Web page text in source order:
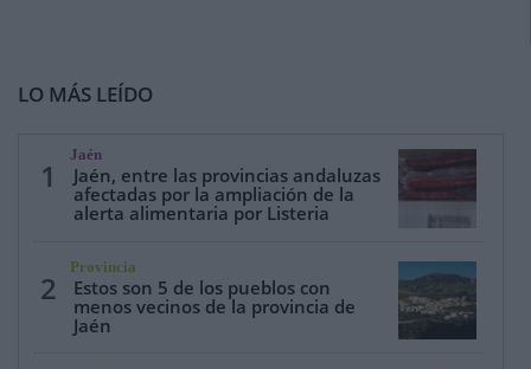
LO MÁS LEÍDO
1
Jaén
Jaén, entre las provincias andaluzas
afectadas por la ampliación de la
alerta alimentaria por Listeria
2
Provincia
Estos son 5 de los pueblos con
menos vecinos de la provincia de
Jaén